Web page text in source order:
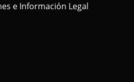
e Información Legal